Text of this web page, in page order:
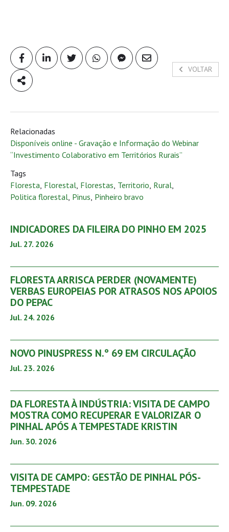
VOLTAR
Relacionadas
Disponíveis online - Gravação e Informação do Webinar
“Investimento Colaborativo em Territórios Rurais”
Tags
Floresta, Florestal, Florestas, Territorio, Rural,
Politica florestal, Pinus, Pinheiro bravo
INDICADORES DA FILEIRA DO PINHO EM 2025
Jul. 27. 2026
FLORESTA ARRISCA PERDER (NOVAMENTE)
VERBAS EUROPEIAS POR ATRASOS NOS APOIOS
DO PEPAC
Jul. 24. 2026
NOVO PINUSPRESS N.º 69 EM CIRCULAÇÃO
Jul. 23. 2026
DA FLORESTA À INDÚSTRIA: VISITA DE CAMPO
MOSTRA COMO RECUPERAR E VALORIZAR O
PINHAL APÓS A TEMPESTADE KRISTIN
Jun. 30. 2026
VISITA DE CAMPO: GESTÃO DE PINHAL PÓS-
TEMPESTADE
Jun. 09. 2026